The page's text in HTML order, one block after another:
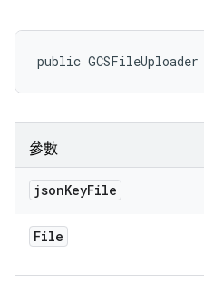
public
參數
jsonKeyFile
File